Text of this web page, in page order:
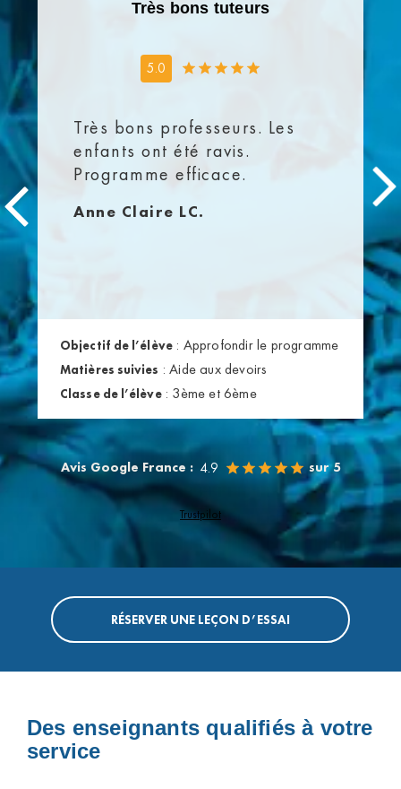
Très bons tuteurs
5.0
Très bons professeurs. Les
enfants ont été ravis.
Programme efficace.
Anne Claire LC.
Objectif de l’élève: Approfondir le programme
Matières suivies :Aide aux devoirs
Classe de l’élève: 3ème et 6ème
Avis Google France : 4.9 sur 5
Trustpilot
RÉSERVER UNE LEÇON D’ESSAI
Des enseignants qualifiés à votre
service